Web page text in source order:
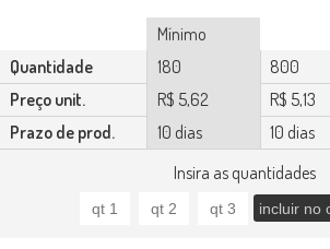
Insira as quantidades
Mínimo
Quantidade
180 800
Preço unit.
R$ 5,62 R$ 5,13
Prazo de prod.
10 dias 10 dias